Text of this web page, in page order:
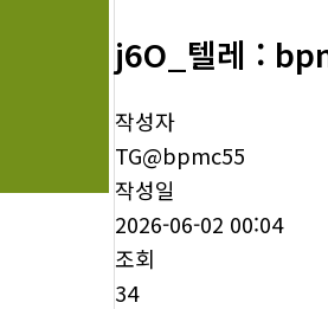
j6O_텔레 :
작성자
TG@bpmc55
작성일
2026-06-02 00:04
조회
34